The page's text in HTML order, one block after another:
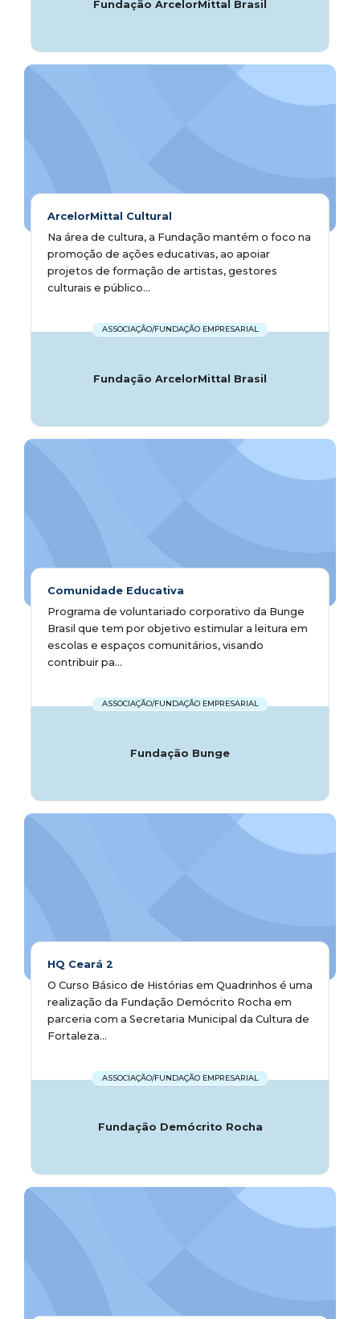
Fundação ArcelorMittal Brasil
ArcelorMittal Cultural
Na área de cultura, a Fundação mantém o foco na
promoção de ações educativas, ao apoiar
projetos de formação de artistas, gestores
culturais e público...
ASSOCIAÇÃO/FUNDAÇÃO EMPRESARIAL
Fundação ArcelorMittal Brasil
Comunidade Educativa
Programa de voluntariado corporativo da Bunge
Brasil que tem por objetivo estimular a leitura em
escolas e espaços comunitários, visando
contribuir pa...
ASSOCIAÇÃO/FUNDAÇÃO EMPRESARIAL
Fundação Bunge
HQ Ceará 2
O Curso Básico de Histórias em Quadrinhos é uma
realização da Fundação Demócrito Rocha em
parceria com a Secretaria Municipal da Cultura de
Fortaleza...
ASSOCIAÇÃO/FUNDAÇÃO EMPRESARIAL
Fundação Demócrito Rocha